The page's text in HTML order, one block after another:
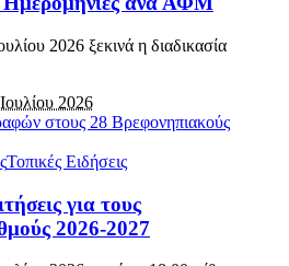
2026 ξεκινά η διαδικασία
2026
Τοπικές Ειδήσεις
για τους
2026-2027